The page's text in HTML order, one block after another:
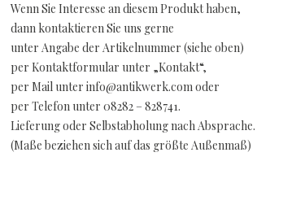
Wenn Sie Interesse an diesem Produkt haben,
dann kontaktieren Sie uns gerne
unter Angabe der Artikelnummer (siehe oben)
per Kontaktformular unter „Kontakt“,
per Mail unter info@antikwerk.com oder
per Telefon unter 08282 – 828741.
Lieferung oder Selbstabholung nach Absprache.
(Maße beziehen sich auf das größte Außenmaß)